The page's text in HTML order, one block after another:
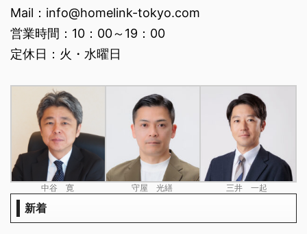
Mail：info@homelink-tokyo.com
営業時間：10：00～19：00
定休日：火・水曜日
中谷 寛 守屋 光繕 三井 一起
新着